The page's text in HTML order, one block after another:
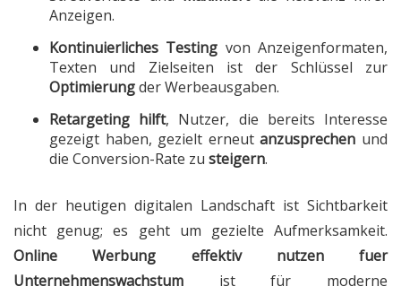
Anzeigen.
Kontinuierliches Testing von Anzeigenformaten,
Texten und Zielseiten ist der Schlüssel zur
Optimierungder Werbeausgaben.
Retargeting hilft, Nutzer, die bereits Interesse
gezeigt haben, gezielt erneutanzusprechen und
die Conversion-Rate zu steigern.
In der heutigen digitalen Landschaft ist Sichtbarkeit
nicht genug; es geht um gezielte Aufmerksamkeit.
Online Werbung effektiv nutzen fuer
Unternehmenswachstum ist für moderne